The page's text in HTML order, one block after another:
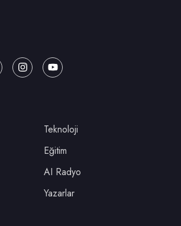
Teknoloji
Eğitim
AI Radyo
Yazarlar